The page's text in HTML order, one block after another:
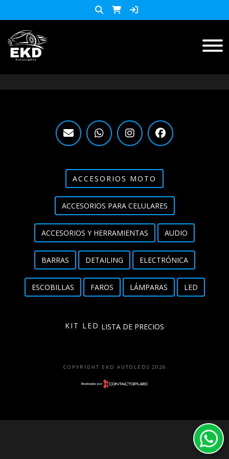
ACCESORIOS MOTO
Accesorios y herramientas
Audio
Barras
Detailing
Electrónica
Escobillas
Lista de PreciosACCESORIOS MOTO
ACCESORIOS PARA CELULARES
ACCESORIOS Y HERRAMIENTAS AUDIO
BARRAS DETAILING ELECTRÓNICA
ESCOBILLAS FAROS LÁMPARAS LED
KIT LED LISTA DE PRECIOS
COPYRIGHT EKD AUTOLEDS 2026